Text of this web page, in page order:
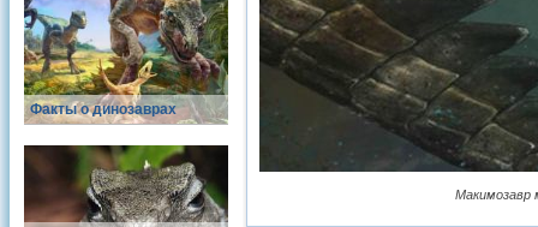
Факты о динозаврах
Макимозавр